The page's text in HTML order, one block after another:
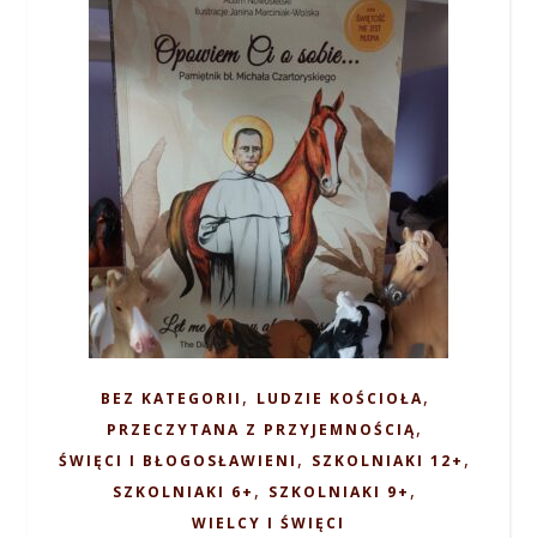
BEZ KATEGORII , LUDZIE KOŚCIOŁA,
PRZECZYTANA Z PRZYJEMNOŚCIĄ,
ŚWIĘCI I BŁOGOSŁAWIENI , SZKOLNIAKI 12+ ,
SZKOLNIAKI 6+ , SZKOLNIAKI 9+ ,
WIELCY I ŚWIĘCI